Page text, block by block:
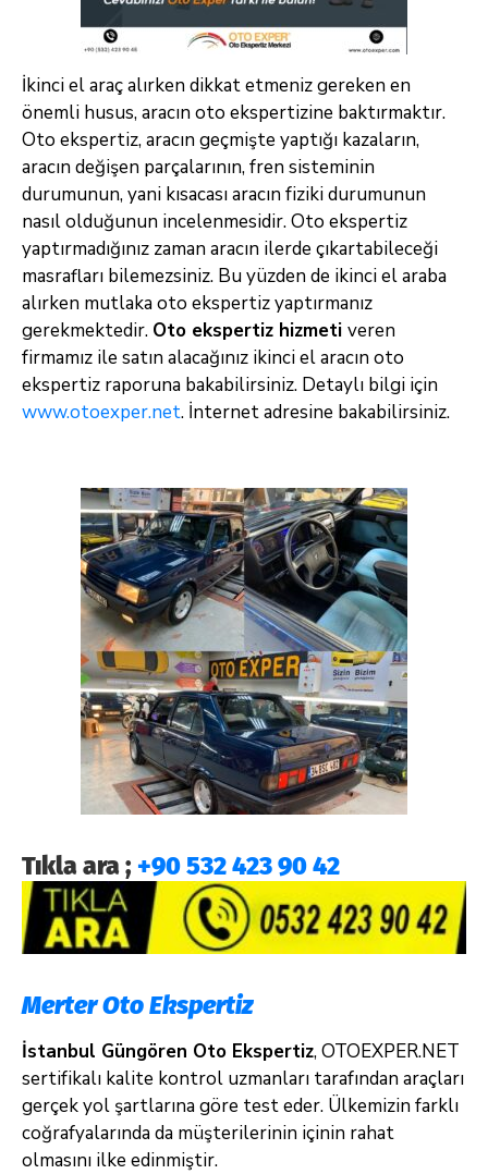
İkinci el araç alırken dikkat etmeniz gereken en
önemli husus, aracın oto ekspertizine baktırmaktır.
Oto ekspertiz, aracın geçmişte yaptığı kazaların,
aracın değişen parçalarının, fren sisteminin
durumunun, yani kısacası aracın fiziki durumunun
nasıl olduğunun incelenmesidir. Oto ekspertiz
yaptırmadığınız zaman aracın ilerde çıkartabileceği
masrafları bilemezsiniz. Bu yüzden de ikinci el araba
alırken mutlaka oto ekspertiz yaptırmanız
gerekmektedir. Oto ekspertiz hizmeti veren
firmamız ile satın alacağınız ikinci el aracın oto
ekspertiz raporuna bakabilirsiniz. Detaylı bilgi için
www.otoexper.net. İnternet adresine bakabilirsiniz.
Tıkla ara ; +90 532 423 90 42
Merter Oto Ekspertiz
İstanbul Güngören Oto Ekspertiz, OTOEXPER.NET
sertifikalı kalite kontrol uzmanları tarafından araçları
gerçek yol şartlarına göre test eder. Ülkemizin farklı
coğrafyalarında da müşterilerinin içinin rahat
olmasını ilke edinmiştir.